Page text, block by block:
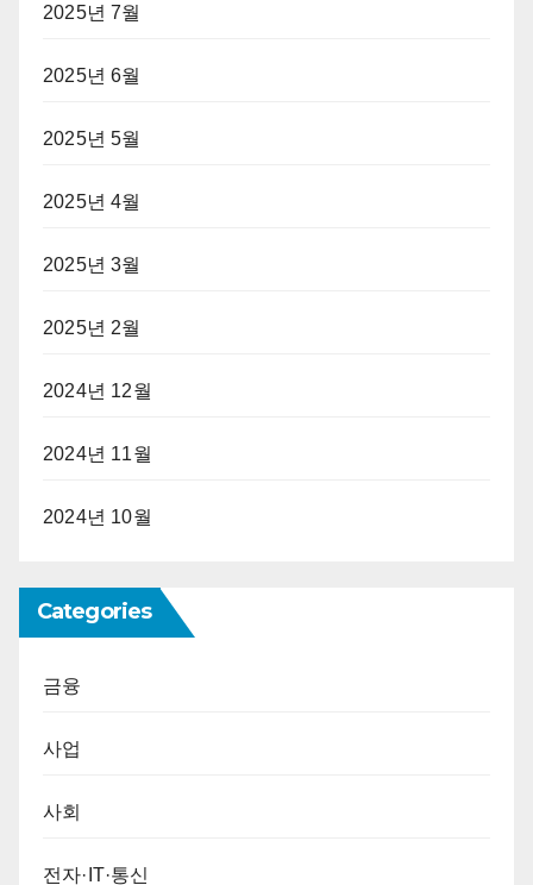
2025년 7월
2025년 6월
2025년 5월
2025년 4월
2025년 3월
2025년 2월
2024년 12월
2024년 11월
2024년 10월
Categories
금융
사업
사회
전자·IT·통신